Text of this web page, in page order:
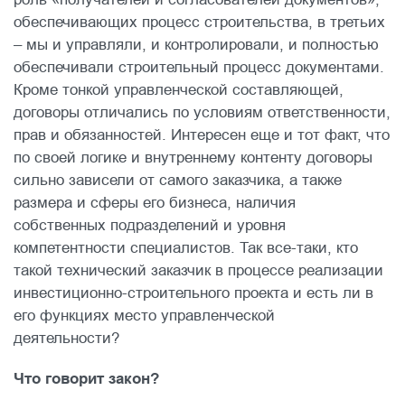
обеспечивающих процесс строительства, в третьих
– мы и управляли, и контролировали, и полностью
обеспечивали строительный процесс документами.
Кроме тонкой управленческой составляющей,
договоры отличались по условиям ответственности,
прав и обязанностей. Интересен еще и тот факт, что
по своей логике и внутреннему контенту договоры
сильно зависели от самого заказчика, а также
размера и сферы его бизнеса, наличия
собственных подразделений и уровня
компетентности специалистов. Так все-таки, кто
такой технический заказчик в процессе реализации
инвестиционно-строительного проекта и есть ли в
его функциях место управленческой
деятельности?
Что говорит закон?